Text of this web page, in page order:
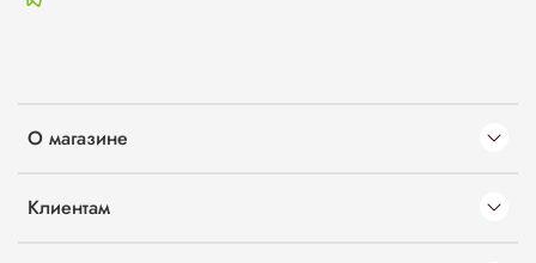
О магазине
Клиентам